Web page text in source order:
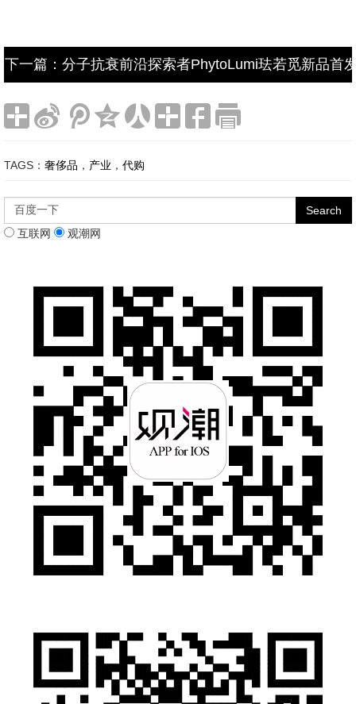
下一篇：分子抗衰前沿探索者PhytoLumi珐若觅新品首
TAGS： 奢侈品 ， 产业 ， 代购
互联网 观潮网